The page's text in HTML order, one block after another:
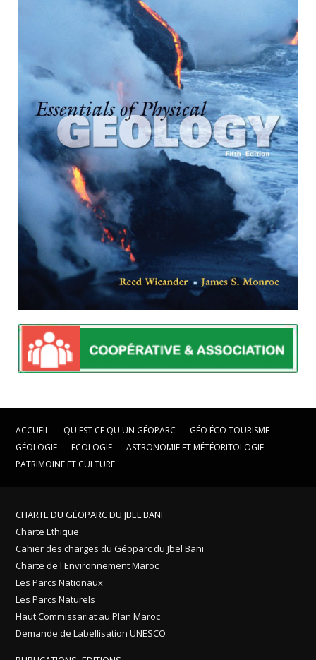
ACCUEIL QU'EST CE QU'UN GÉOPARC
GÉO ÉCO TOURISME
GÉOLOGIE
ECOLOGIE
ASTRONOMIE ET MÉTÉORITOLOGIE
PATRIMOINE ET CULTURE
CHARTE DU GÉOPARC DU JBEL BANI
Charte Ethique
Cahier des charges du Géoparc du Jbel Bani
Charte de l'Environnement Maroc
Les Parcs Nationaux
Les Parcs Naturels
Haut Commissariat au Plan Maroc
Demande de Labellisation UNESCO